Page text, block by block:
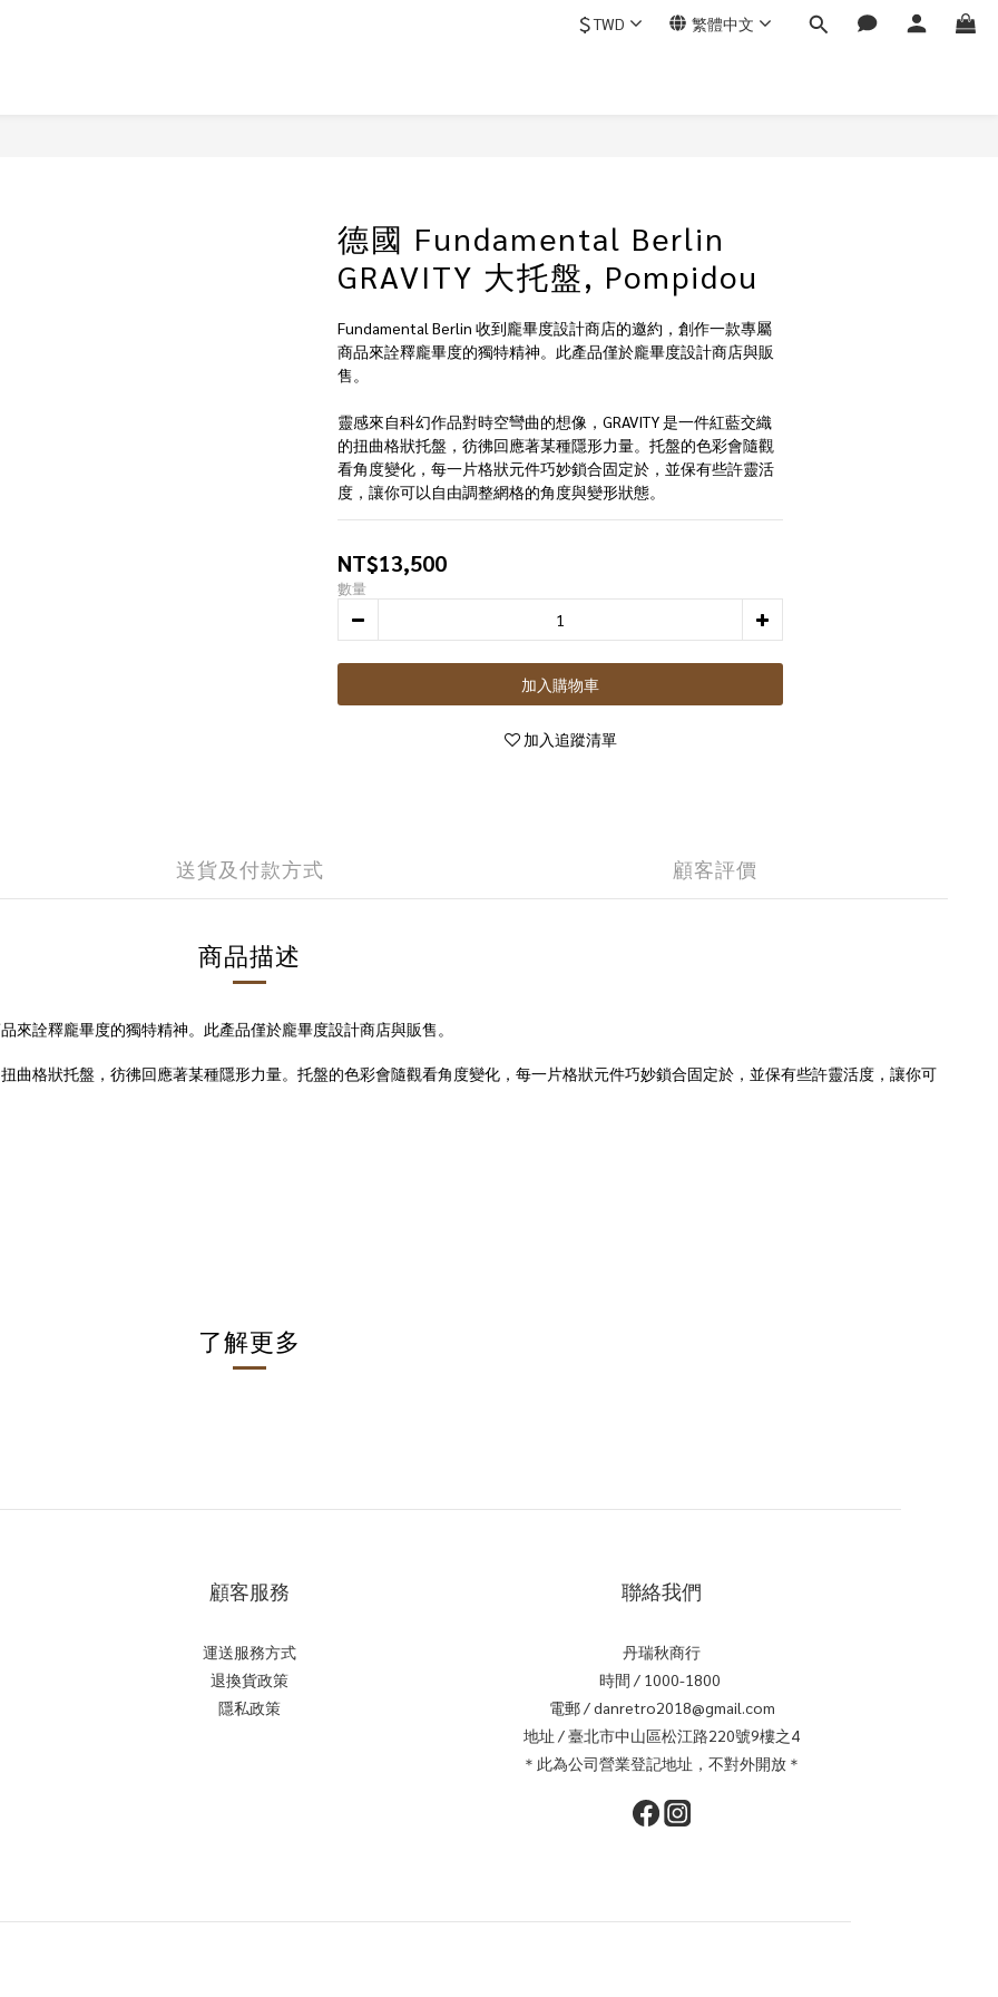
$TWD 繁體中文
德國 Fundamental Berlin
GRAVITY 大托盤, Pompidou
Fundamental Berlin 收到龐畢度設計商店的邀約，創作一款專屬
商品來詮釋龐畢度的獨特精神。此產品僅於龐畢度設計商店與販
售。
靈感來自科幻作品對時空彎曲的想像，GRAVITY 是一件紅藍交織
的扭曲格狀托盤，彷彿回應著某種隱形力量。托盤的色彩會隨觀
看角度變化，每一片格狀元件巧妙鎖合固定於，並保有些許靈活
度，讓你可以自由調整網格的角度與變形狀態。
NT$13,500
數量
加入購物車
加入追蹤清單
送貨及付款方式 顧客評價
商品描述
詮釋龐畢度的獨特精神。此產品僅於龐畢度設計商店與販售。
曲格狀托盤，彷彿回應著某種隱形力量。托盤的色彩會隨觀看角度變化，每一片格狀元件巧妙鎖合固定於，並保有些許靈活度，讓你可
了解更多
顧客服務
運送服務方式
退換貨政策
隱私政策
聯絡我們
丹瑞秋商行
時間 / 1000-1800
電郵 / danretro2018@gmail.com
地址 / 臺北市中山區松江路220號9樓之4
＊此為公司營業登記地址，不對外開放＊